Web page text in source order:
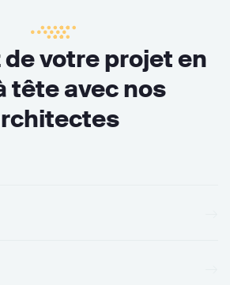
votre projet en
tête avec nos